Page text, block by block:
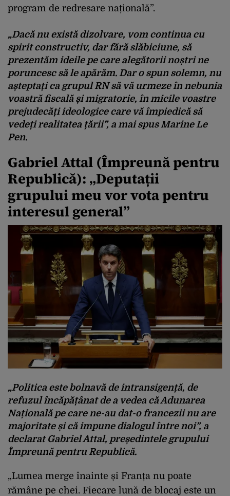
program de redresare națională”.
„Dacă nu există dizolvare, vom continua cu
spirit constructiv, dar fără slăbiciune, să
prezentăm ideile pe care alegătorii noștri ne
poruncesc să le apărăm. Dar o spun solemn, nu
așteptați ca grupul RN să vă urmeze în nebunia
voastră fiscală și migratorie, în micile voastre
prejudecăți ideologice care vă împiedică să
vedeți realitatea țării”, a mai spus Marine Le
Pen.
Gabriel Attal (Împreună pentru
Republică): „Deputații
grupului meu vor vota pentru
interesul general”
„Politica este bolnavă de intransigență, de
refuzul încăpățânat de a vedea că Adunarea
Națională pe care ne-au dat-o francezii nu are
majoritate și că impune dialogul între noi”, a
declarat Gabriel Attal, președintele grupului
Împreună pentru Republică.
„Lumea merge înainte și Franța nu poate
rămâne pe chei. Fiecare lună de blocaj este un